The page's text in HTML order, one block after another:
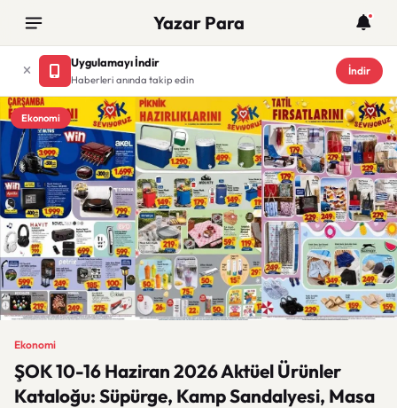
Yazar Para
Uygulamayı İndir
Haberleri anında takip edin
İndir
Ekonomi
Ekonomi
ŞOK 10-16 Haziran 2026 Aktüel Ürünler
Kataloğu: Süpürge, Kamp Sandalyesi, Masa